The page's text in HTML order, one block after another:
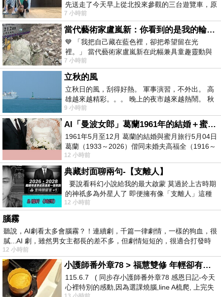
先送走了今天早上從北投來參觀的三台遊覽車，原
以為展場已經差不多要安靜下來，卻發
7 小時前
當代藝術家盧嵐新：你看到的是我的輪廓，還是你的故事？——藏在藍色裡的希望與光
💙 「我把自己藏在藍色裡，卻把希望留在光
裡。」 當代藝術家盧嵐新在此幅兼具童趣靈動與
抽象韻味的新作中，用湛藍的羽翼般色塊包覆著
7 小時前
立秋的風
立秋日的風，刮得好熱。 軍事演習，不外出。 高
雄越來越精彩。。。 晚上的夜市越來越熱鬧。 秋
天的風刮得很熱 夜遊消暑熱。。。
9 小時前
AI「曼波女郎」葛蘭1961年的結婚＋蜜月旅行 #戀上老電影 #葛蘭 #粟子
1961年5月至12月 葛蘭的結婚與蜜月旅行5月04日
葛蘭（1933～2026）偕同未婚夫高福全（1916～
2004）乘郵輪赴倫敦6月15日於英國倫敦St.S
12 小時前
典藏封面聊兩句-【支離人】
要說看科幻小說給我的最大啟蒙 莫過於上古時期
的神祇多為外星人了 即便擁有像「支離人」這種
驚世駭俗的神通法門 也未必讀
12 小時前
腦霧
聽說，AI劇看太多會腦霧？！連續劇，千篇一律劇情，一樣的狗血，很
膩...AI 劇，雖然男女主都長的差不多，但劇情短短的，很適合打發時
12 小時前
小護師番外章78 > 福慧雙修 年輕卻有個老靈魂 ㄑ金剛經〉podcast
115.6.7 ( 同步存小護師番外章78 感恩日記-今天
心裡特別的感動,因為選課燒腦,line A梳爬, 上完失